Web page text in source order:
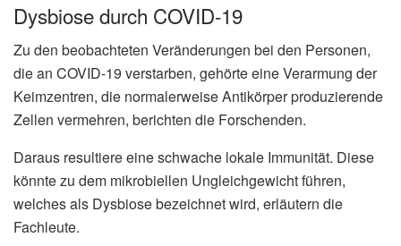
Dysbiose durch COVID-19
Zu den beobachteten Veränderungen bei den Personen,
die an COVID-19 verstarben, gehörte eine Verarmung der
Keimzentren, die normalerweise Antikörper produzierende
Zellen vermehren, berichten die Forschenden.
Daraus resultiere eine schwache lokale Immunität. Diese
könnte zu dem mikrobiellen Ungleichgewicht führen,
welches als Dysbiose bezeichnet wird, erläutern die
Fachleute.